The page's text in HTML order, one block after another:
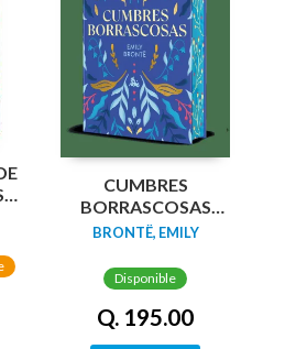
CUMBRES
BORRASCOSAS
(EDICION LIMITADA
TINTADOS)
BRONTË, EMILY
Disponible
Q. 195.00